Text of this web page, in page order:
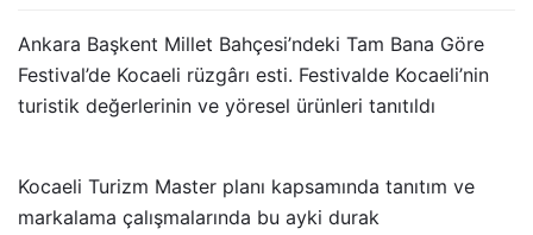
Ankara Başkent Millet Bahçesi’ndeki Tam Bana Göre
Festival’de Kocaeli rüzgârı esti. Festivalde Kocaeli’nin
turistik değerlerinin ve yöresel ürünleri tanıtıldı
Kocaeli Turizm Master planı kapsamında tanıtım ve
markalama çalışmalarında bu ayki durak